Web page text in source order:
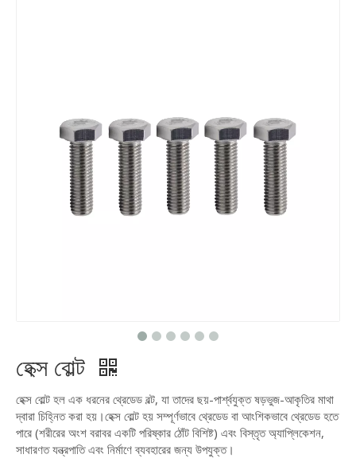
হেক্স বোল্ট
হেক্স বোল্ট হল এক ধরনের থ্রেডেড বল্ট, যা তাদের ছয়-পার্শ্বযুক্ত ষড়ভুজ-আকৃতির মাথা
দ্বারা চিহ্নিত করা হয়।হেক্স বোল্ট হয় সম্পূর্ণভাবে থ্রেডেড বা আংশিকভাবে থ্রেডেড হতে
পারে (শরীরের অংশ বরাবর একটি পরিষ্কার ঠোঁট বিশিষ্ট) এবং বিস্তৃত অ্যাপ্লিকেশন,
সাধারণত যন্ত্রপাতি এবং নির্মাণে ব্যবহারের জন্য উপযুক্ত।